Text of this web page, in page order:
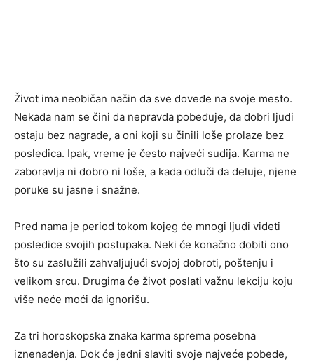
Život ima neobičan način da sve dovede na svoje mesto.
Nekada nam se čini da nepravda pobeđuje, da dobri ljudi
ostaju bez nagrade, a oni koji su činili loše prolaze bez
posledica. Ipak, vreme je često najveći sudija. Karma ne
zaboravlja ni dobro ni loše, a kada odluči da deluje, njene
poruke su jasne i snažne.
Pred nama je period tokom kojeg će mnogi ljudi videti
posledice svojih postupaka. Neki će konačno dobiti ono
što su zaslužili zahvaljujući svojoj dobroti, poštenju i
velikom srcu. Drugima će život poslati važnu lekciju koju
više neće moći da ignorišu.
Za tri horoskopska znaka karma sprema posebna
iznenađenja. Dok će jedni slaviti svoje najveće pobede,